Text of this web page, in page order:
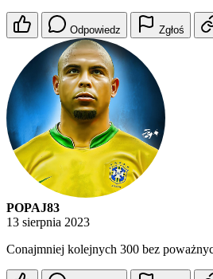
Odpowiedz Zgłoś
POPAJ83
13 sierpnia 2023
Conajmniej kolejnych 300 bez